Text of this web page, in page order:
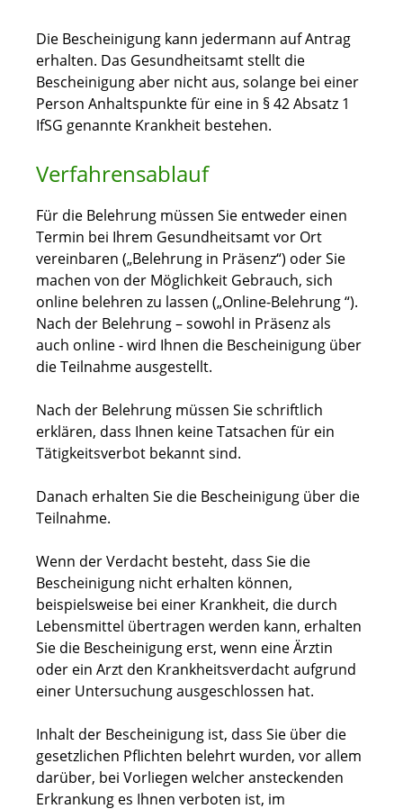
Die Bescheinigung kann jedermann auf Antrag
erhalten. Das Gesundheitsamt stellt die
Bescheinigung aber nicht aus, solange bei einer
Person Anhaltspunkte für eine in § 42 Absatz 1
IfSG genannte Krankheit bestehen.
Verfahrensablauf
Für die Belehrung müssen Sie entweder einen
Termin bei Ihrem Gesundheitsamt vor Ort
vereinbaren („Belehrung in Präsenz“) oder Sie
machen von der Möglichkeit Gebrauch, sich
online belehren zu lassen („Online-Belehrung “).
Nach der Belehrung – sowohl in Präsenz als
auch online - wird Ihnen die Bescheinigung über
die Teilnahme ausgestellt.
Nach der Belehrung müssen Sie schriftlich
erklären, dass Ihnen keine Tatsachen für ein
Tätigkeitsverbot bekannt sind.
Danach erhalten Sie die Bescheinigung über die
Teilnahme.
Wenn der Verdacht besteht, dass Sie die
Bescheinigung nicht erhalten können,
beispielsweise bei einer Krankheit, die durch
Lebensmittel übertragen werden kann, erhalten
Sie die Bescheinigung erst, wenn eine Ärztin
oder ein Arzt den Krankheitsverdacht aufgrund
einer Untersuchung ausgeschlossen hat.
Inhalt der Bescheinigung ist, dass Sie über die
gesetzlichen Pflichten belehrt wurden, vor allem
darüber, bei Vorliegen welcher ansteckenden
Erkrankung es Ihnen verboten ist, im